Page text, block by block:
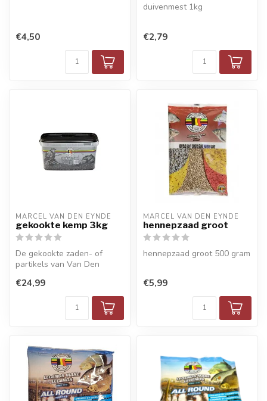
€4,50
duivenmest 1kg
€2,79
MARCEL VAN DEN EYNDE
gekookte kemp 3kg
De gekookte zaden- of
partikels van Van Den
uit de bes...
€24,99
MARCEL VAN DEN EYNDE
hennepzaad groot
hennepzaad groot 500 gram
€5,99